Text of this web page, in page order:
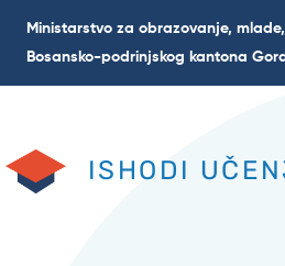
Ministarstvo za obrazovanje,
Bosansko-podrinjskog kantona
ISHODI